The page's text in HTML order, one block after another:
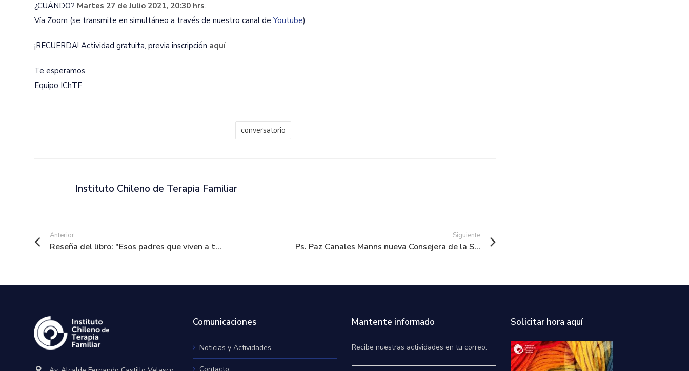
¿CUÁNDO? Martes 27 de Julio 2021, 20:30 hrs.
Vía Zoom (se transmite en simultáneo a través de nuestro canal de Youtube)
¡RECUERDA! Actividad gratuita, previa inscripción aquí
Te esperamos,
Equipo IChTF
conversatorio
Instituto Chileno de Terapia Familiar
Anterior
Reseña del libro: "Esos padres que viven a t...
Siguiente
Ps. Paz Canales Manns nueva Consejera de la S...
Comunicaciones
Noticias y Actividades
Mantente informado
Recibe nuestras actividades en tu correo.
Solicitar hora aquí